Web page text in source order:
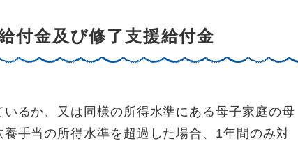
付金及び修了支援給付金
るか、又は同様の所得水準にある母子家庭の母
手当の所得水準を超過した場合、1年間のみ対